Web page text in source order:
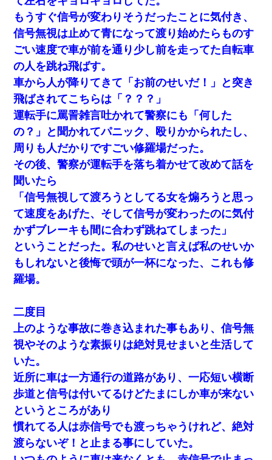
もうすぐ信号が変わりそうだったことに気付き、
信号無視は止めて青になって渡り始めたらものす
ごい速度で車が前を通り少し前を走ってた自転車
の人を跳ね飛ばす。
車から人が降りてきて「お前のせいだ！」と突き
飛ばされてこちらは「？？？」
運転手に罵詈雑言吐かれて警察にも「何した
の？」と聞かれてパニック、殴りかかられたし、
周りも人だかりですごい修羅場だった。
その後、警察が運転手を落ち着かせて改めて話を
聞いたら
「信号無視して渡ろうとしてる女を煽ろうと思っ
て速度をあげた、そして信号が変わったのに気付
かずブレーキも間に合わず跳ねてしまった」
ということだった。私のせいと言えば私のせいか
もしれないと後悔で頭が一杯になった、これも修
羅場。
二度目
上のような事故に巻き込まれた事もあり、信号無
視やそのような素振りは絶対見せまいと生活して
いた。
近所に車は一方通行の道路があり、一応短い横断
歩道と信号は付いてるけどたまにしか車が来ない
というところがあり
慣れてる人は赤信号でも渡っちゃうけれど、絶対
渡らないぞ！と止まる事にしていた。